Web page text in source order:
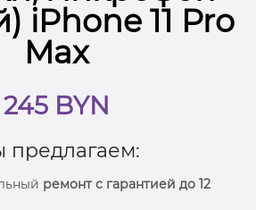
iPhone 11 Pro
Max
245 BYN
предлагаем:
ремонт с гарантией до 12